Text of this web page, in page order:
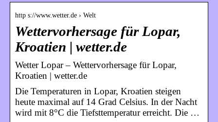
http s://www.wetter.de › Welt
Wettervorhersage für Lopar,
Kroatien | wetter.de
Wetter Lopar – Wettervorhersage für Lopar,
Kroatien | wetter.de
Die Temperaturen in Lopar, Kroatien steigen
heute maximal auf 14 Grad Celsius. In der Nacht
wird mit 8°C die Tiefsttemperatur erreicht. Die …